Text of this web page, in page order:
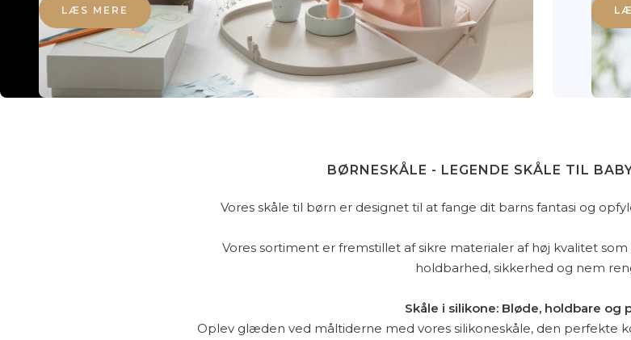
LÆS MERE
BØRNESKÅLE - LEGENDE SKÅLE TIL
Vores skåle til børn er designet til at fange dit barns fantasi og
Vores sortiment er fremstillet af sikre materialer af høj kvalitet
holdbarhed, sikkerhed og nem
Skåle i silikone: Bløde, holdbare og
Oplev glæden ved måltiderne med vores silikoneskåle, den perfekte